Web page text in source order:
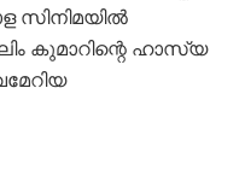
സിനിമയിൽ
കുമാറിന്റെ ഹാസ്യ